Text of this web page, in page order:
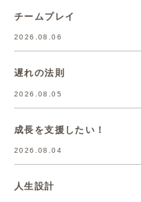
チームプレイ
2026.08.06
遅れの法則
2026.08.05
成長を支援したい！
2026.08.04
人生設計